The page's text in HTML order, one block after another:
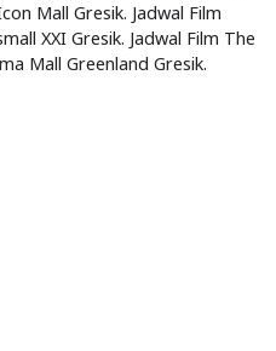
Mall Gresik. Jadwal Film
XXI Gresik. Jadwal Film The
Mall Greenland Gresik.